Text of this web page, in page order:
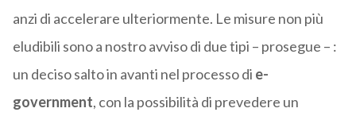
anzi di accelerare ulteriormente. Le misure non più
eludibili sono a nostro avviso di due tipi – prosegue – :
un deciso salto in avanti nel processo di e-
government, con la possibilità di prevedere un